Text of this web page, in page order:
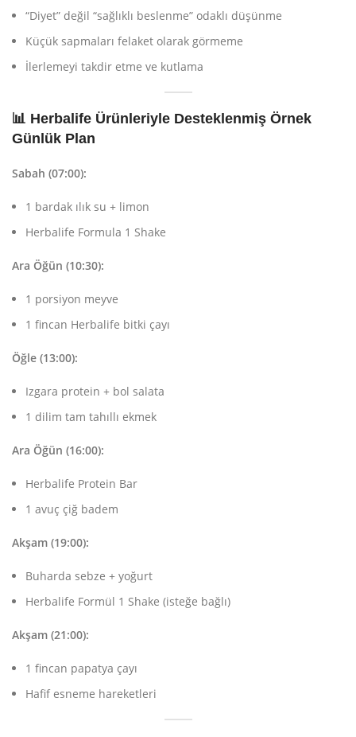
“Diyet” değil “sağlıklı beslenme” odaklı düşünme
Küçük sapmaları felaket olarak görmeme
İlerlemeyi takdir etme ve kutlama
📊 Herbalife Ürünleriyle Desteklenmiş Örnek
Günlük Plan
Sabah (07:00):
1 bardak ılık su + limon
Herbalife Formula 1 Shake
Ara Öğün (10:30):
1 porsiyon meyve
1 fincan Herbalife bitki çayı
Öğle (13:00):
Izgara protein + bol salata
1 dilim tam tahıllı ekmek
Ara Öğün (16:00):
Herbalife Protein Bar
1 avuç çiğ badem
Akşam (19:00):
Buharda sebze + yoğurt
Herbalife Formül 1 Shake (isteğe bağlı)
Akşam (21:00):
1 fincan papatya çayı
Hafif esneme hareketleri